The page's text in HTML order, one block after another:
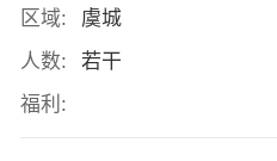
区域:
虞城
人数:
若干
福利: